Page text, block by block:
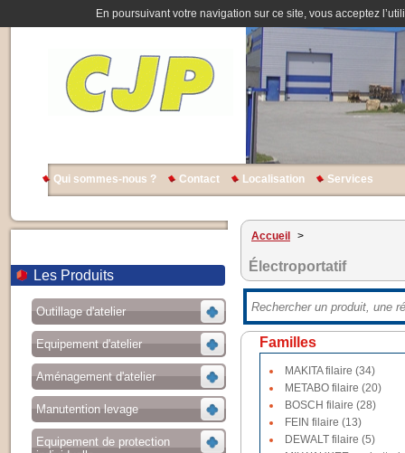
En poursuivant votre navigation sur ce site, vous acceptez
Qui sommes-nous ? Contact Localisation Services
Les Produits
Outillage d'atelier
Equipement d'atelier
Aménagement d'atelier
Manutention levage
Equipement de protection
Accueil >
Électroportatif
Familles
MAKITA filaire (34)
METABO filaire (20)
BOSCH filaire (28)
FEIN filaire (13)
DEWALT filaire (5)